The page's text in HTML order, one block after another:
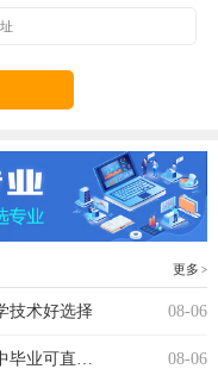
更多
技术好选择 08-06
直接报读 08-06